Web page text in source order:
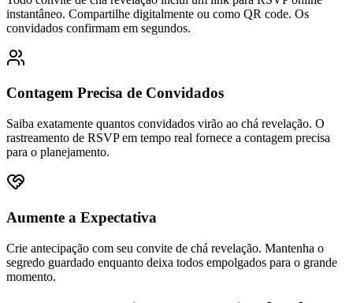
instantâneo. Compartilhe digitalmente ou como QR code. Os
convidados confirmam em segundos.
Contagem Precisa de Convidados
Saiba exatamente quantos convidados virão ao chá revelação. O
rastreamento de RSVP em tempo real fornece a contagem precisa
para o planejamento.
Aumente a Expectativa
Crie antecipação com seu convite de chá revelação. Mantenha o
segredo guardado enquanto deixa todos empolgados para o grande
momento.